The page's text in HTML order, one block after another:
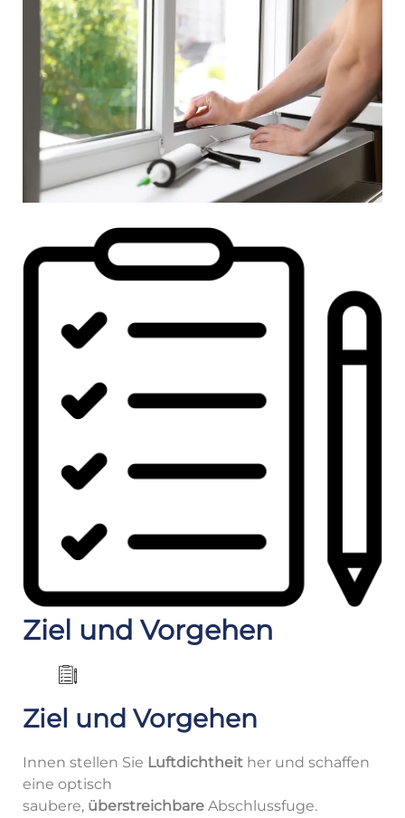
Ziel und Vorgehen
Ziel und Vorgehen
Innen stellen Sie Luftdichtheit her und schaffen
eine optisch
saubere, überstreichbare Abschlussfuge.